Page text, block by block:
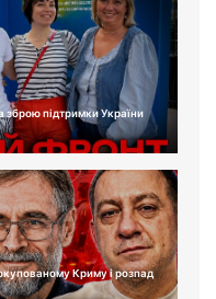
зброю підтримки України
Криму і розпад